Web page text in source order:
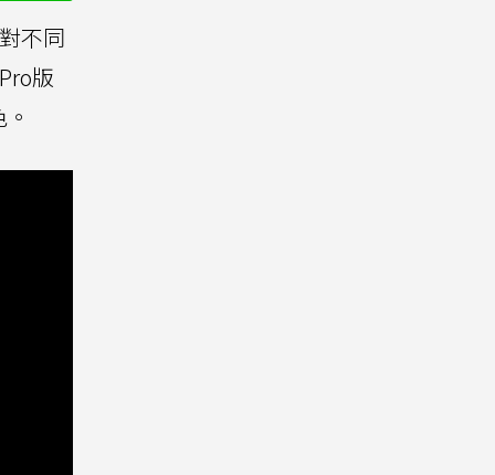
不同
版